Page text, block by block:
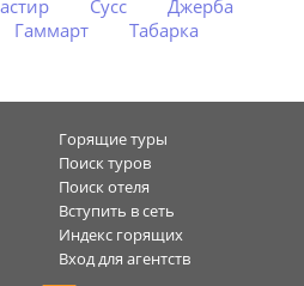
Сусс
Джерба
Гаммарт Табарка
Горящие туры
Поиск туров
Поиск отеля
Вступить в сеть
Индекс горящих
Вход для агентств